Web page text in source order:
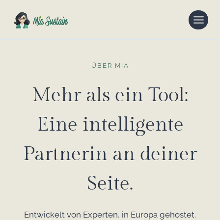
Inhalt
ÜBER MIA
Mehr als ein Tool:
Eine intelligente
Partnerin an deiner
Seite.
Entwickelt von Experten, in Europa gehostet.